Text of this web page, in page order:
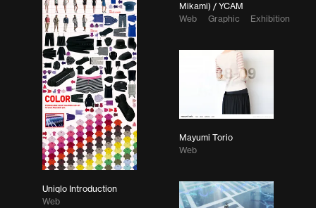
Mikami) / YCAM
Web
Graphic Exhibition
Uniqlo Introduction
Web
Mayumi Torio
Web